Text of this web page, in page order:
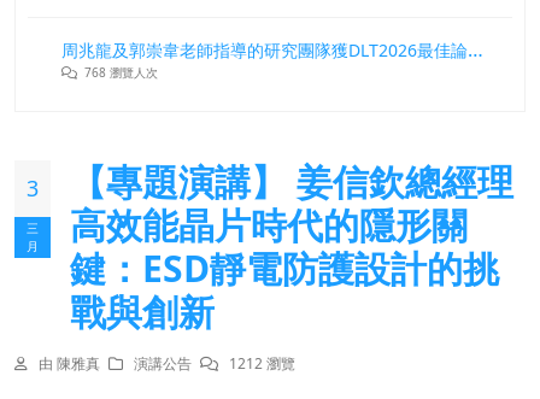
周兆龍及郭崇韋老師指導的研究團隊獲DLT2026最佳論文獎
768 瀏覽人次
3
三
月
【專題演講】 姜信欽總經理
高效能晶片時代的隱形關
鍵：ESD靜電防護設計的挑
戰與創新
由 陳雅真 演講公告 1212 瀏覽